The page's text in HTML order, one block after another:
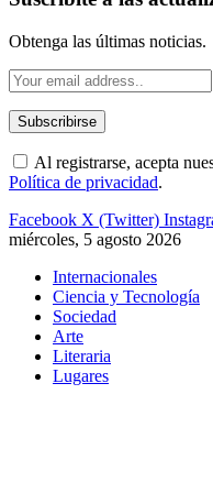
Obtenga las últimas noticias.
Al registrarse, acepta
Política de privacidad.
Facebook X (Twitter)
miércoles, 5 agosto 2026
Internacionales
Ciencia y Tecnología
Sociedad
Arte
Literaria
Lugares